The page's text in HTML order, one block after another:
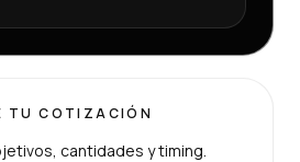
TU COTIZACIÓN
cantidades y timing.